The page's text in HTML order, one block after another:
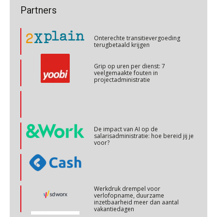
Partners
Grip op uren per dienst: 7
veelgemaakte fouten in
projectadministratie
Aandachtspunten bij transitie in
verband met Wet toekomst
pensioenen voor werkgevers
OKT
MOCuitgevers
MOCuitgevers
04
Cursus Werkkostenregeling
MOCuitgevers